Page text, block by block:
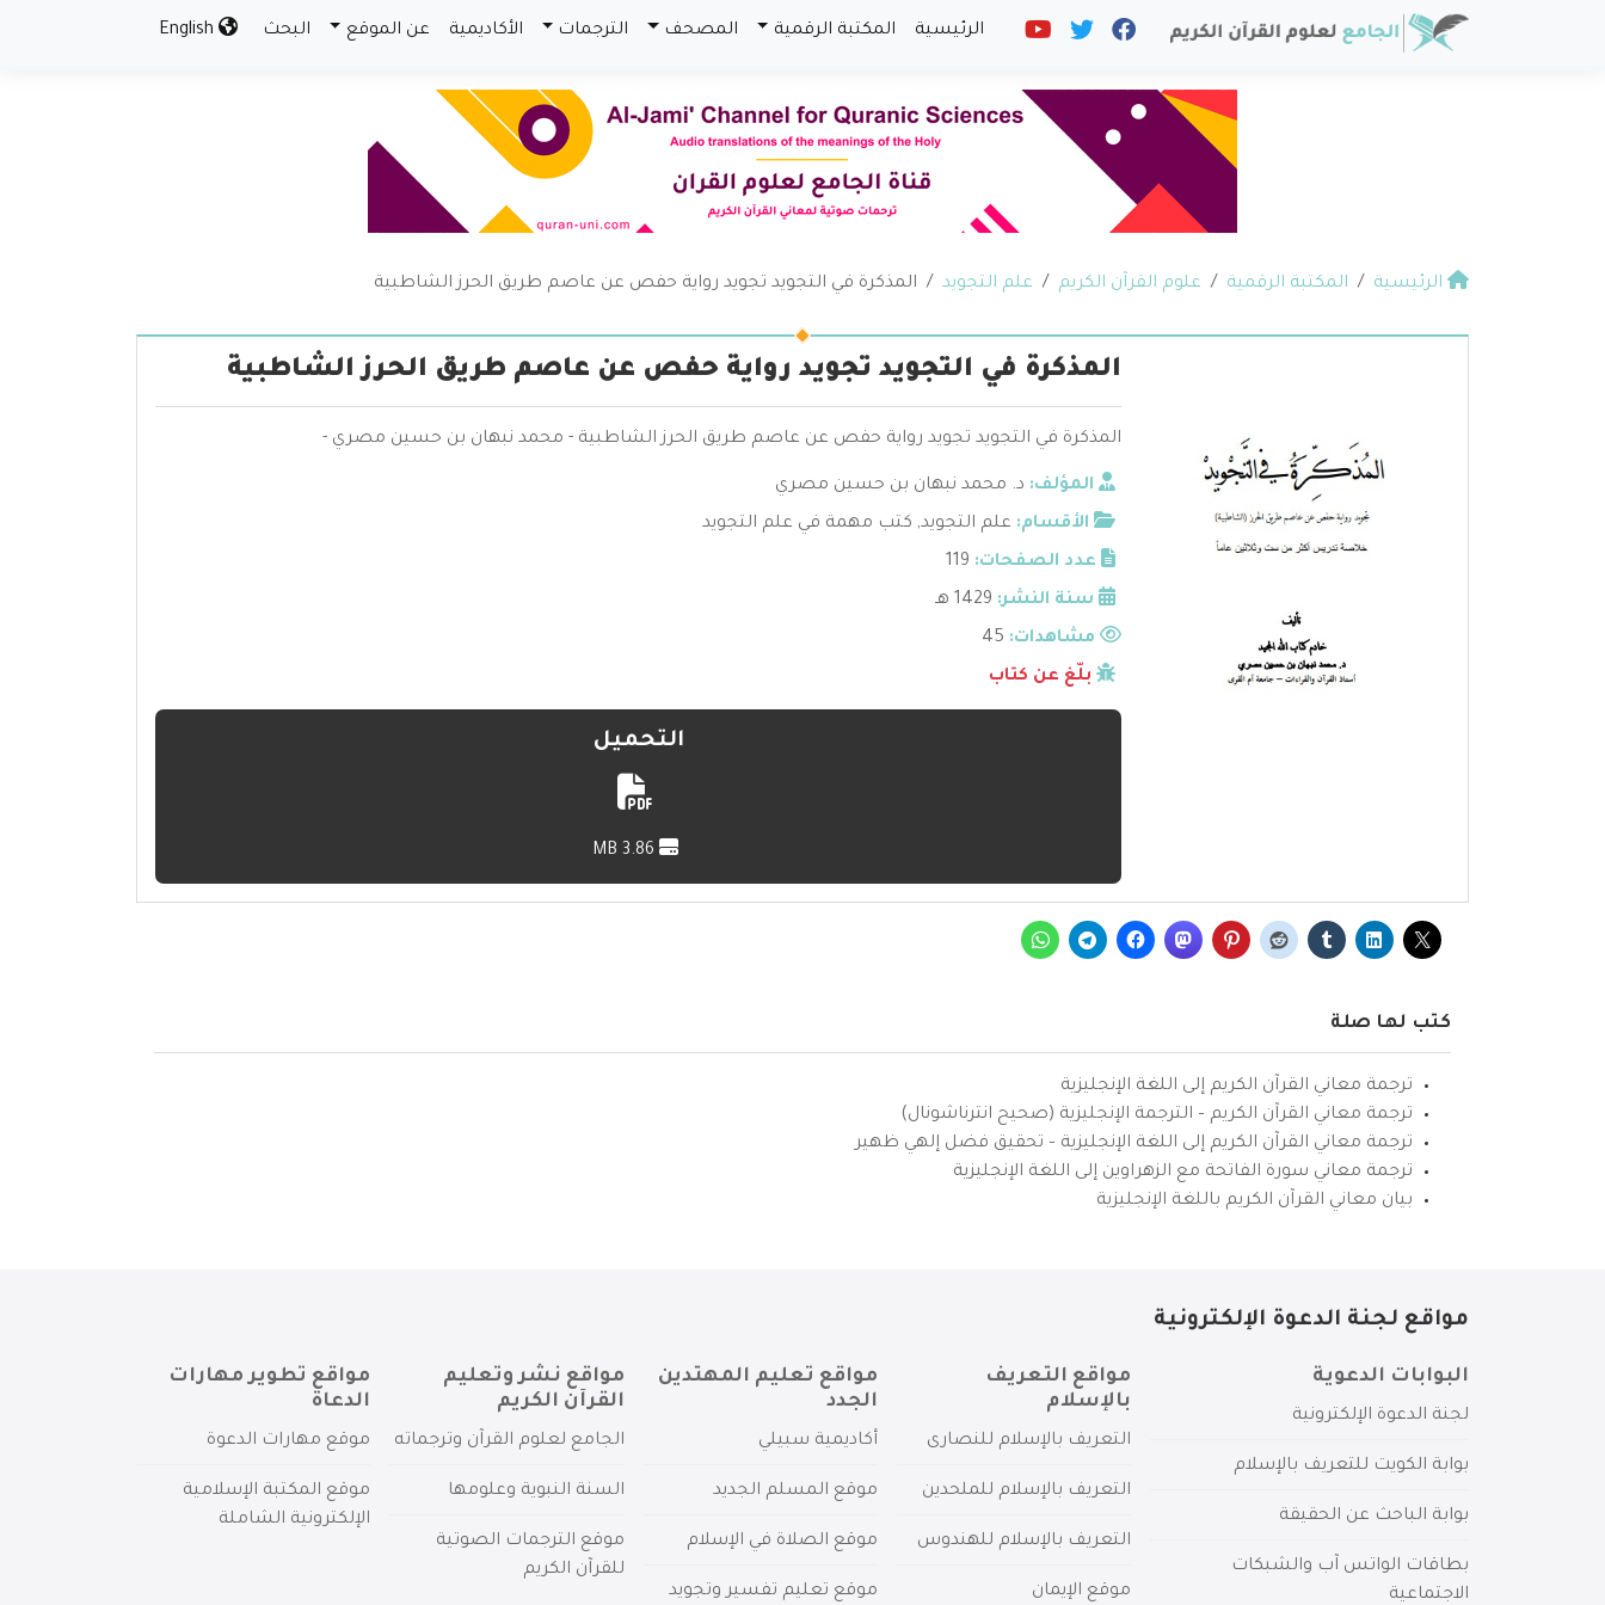
الرئيسية المكتبة الرقمية المصحف الترجمات الأكاديمية عن الموقع البحث
الرئيسية المكتبة الرقمية علوم القرآن الكريم علم التجويد المذكرة في التجويد تجويد رواية حفص عن عاصم طريق الحرز الشاطبية
المذكرة في التجويد تجويد رواية حفص عن عاصم طريق الحرز الشاطبية
المذكرة في التجويد تجويد رواية حفص عن عاصم طريق الحرز الشاطبية - محمد نبهان بن حسين مصري -
المؤلف: د. محمد نبهان بن حسين مصري
الأقسام: علم التجويد, كتب مهمة في علم التجويد
عدد الصفحات: 119
سنة النشر: 1429 هـ
مشاهدات:
بلّغ عن كتاب
التحميل
كتب لها صلة
ترجمة معاني القرآن الكريم إلى اللغة الإنجليزية
ترجمة معاني القرآن الكريم – الترجمة الإنجليزية (صحيح انترناشونال)
ترجمة معاني القرآن الكريم إلى اللغة الإنجليزية – تحقيق فضل إلهي ظهير
ترجمة معاني سورة الفاتحة مع الزهراوين إلى اللغة الإنجليزية
بيان معاني القرآن الكريم باللغة الإنجليزية
مواقع لجنة الدعوة الإلكترونية
البوابات الدعوية
لجنة الدعوة الإلكترونية
بوابة الكويت للتعريف بالإسلام
بوابة الباحث عن الحقيقة
بطاقات الواتس آب والشبكات
الاجتماعية
مواقع التعريف
بالإسلام
التعريف بالإسلام للنصارى
التعريف بالإسلام للملحدين
التعريف بالإسلام للهندوس
موقع الإيمان
مواقع تعليم المهتدين
الجدد
أكاديمية سبيلي
موقع المسلم الجديد
موقع الصلاة في الإسلام
موقع تعليم تفسير وتجويد
مواقع نشر وتعليم
القرآن الكريم
الجامع لعلوم القرآن وترجماته
السنة النبوية وعلومها
موقع الترجمات الصوتية
للقرآن الكريم
مواقع تطوير مهارات
الدعاة
موقع مهارات الدعوة
موقع المكتبة الإسلامية
الإلكترونية الشاملة